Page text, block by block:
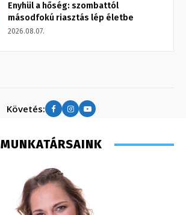
Enyhül a hőség: szombattól
másodfokú riasztás lép életbe
2026.08.07.
Követés:
MUNKATÁRSAINK